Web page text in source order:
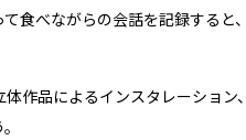
食べながらの会話を記録する
作品によるインスタレーショ